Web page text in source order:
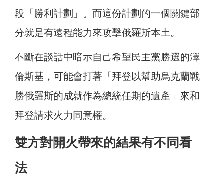
段「勝利計劃」。而這份計劃的一個關鍵部
分就是有遠程能力來攻擊俄羅斯本土。
不斷在談話中暗示自己希望民主黨勝選的澤
倫斯基，可能會打著「拜登以幫助烏克蘭戰
勝俄羅斯的成就作為總統任期的遺產」來和
拜登請求火力同意權。
雙方對開火帶來的結果有不同看
法